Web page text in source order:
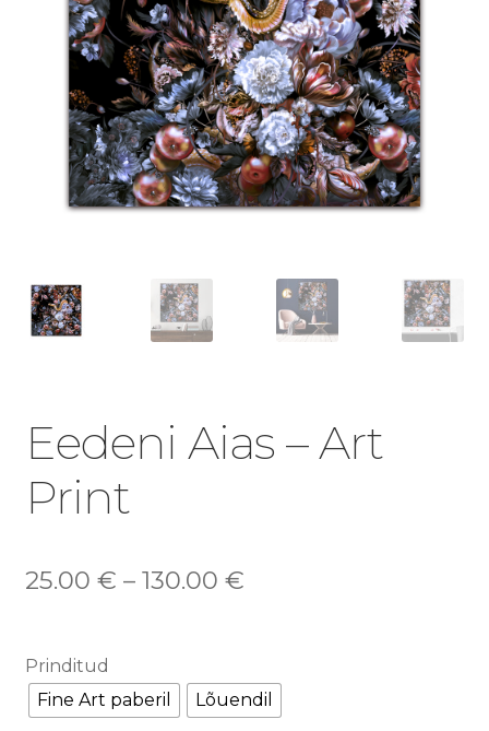
Eedeni Aias – Art
Print
25.00 € – 130.00 €
Prinditud
Fine Art paberil
Lõuendil